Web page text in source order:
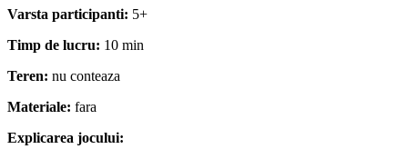
Varsta participanti: 5+
Timp de lucru: 10 min
Teren: nu conteaza
Materiale: fara
Explicarea jocului: